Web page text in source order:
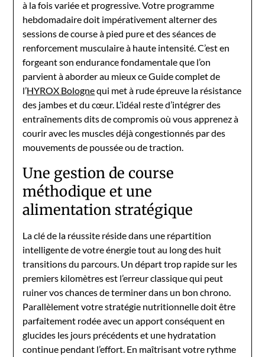
à la fois variée et progressive. Votre programme
hebdomadaire doit impérativement alterner des
sessions de course à pied pure et des séances de
renforcement musculaire à haute intensité. C’est en
forgeant son endurance fondamentale que l’on
parvient à aborder au mieux ce Guide complet de
l’HYROX Bolognequi met à rude épreuve la résistance
des jambes et du cœur. L’idéal reste d’intégrer des
entraînements dits de compromis où vous apprenez à
courir avec les muscles déjà congestionnés par des
mouvements de poussée ou de traction.
Une gestion de course
méthodique et une
alimentation stratégique
La clé de la réussite réside dans une répartition
intelligente de votre énergie tout au long des huit
transitions du parcours. Un départ trop rapide sur les
premiers kilomètres est l’erreur classique qui peut
ruiner vos chances de terminer dans un bon chrono.
Parallèlement votre stratégie nutritionnelle doit être
parfaitement rodée avec un apport conséquent en
glucides les jours précédents et une hydratation
continue pendant l’effort. En maîtrisant votre rythme